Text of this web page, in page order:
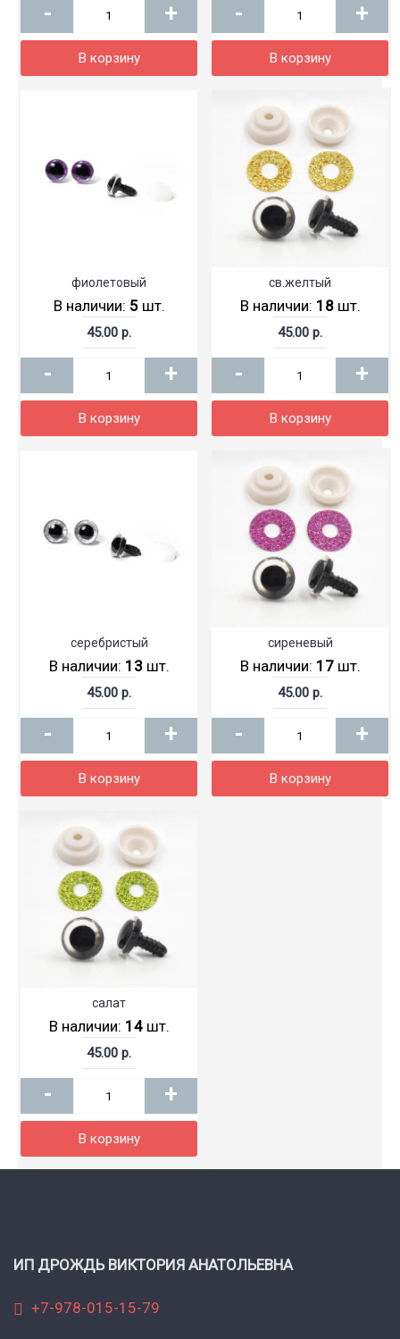
- +
В корзину
- +
В корзину
фиолетовый
В наличии: 5шт.
45.00 р.
- +
В корзину
св.желтый
В наличии: 18шт.
45.00 р.
- +
В корзину
серебристый
В наличии: 13шт.
45.00 р.
- +
В корзину
сиреневый
В наличии: 17шт.
45.00 р.
- +
В корзину
салат
В наличии: 14шт.
45.00 р.
- +
В корзину
ИП ДРОЖДЬ ВИКТОРИЯ АНАТОЛЬЕВНА
+7-978-015-15-79